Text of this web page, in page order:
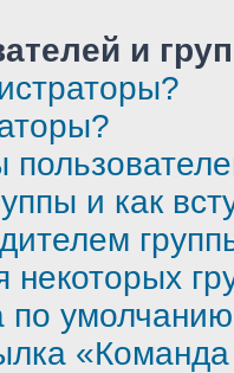
и
и как
некоторых
по